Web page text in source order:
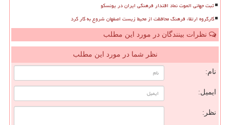
ثبت جهانی الموت نماد اقتدار فرهنگی ایران در یونسکو
کارگروه ارتقاء فرهنگ محافظت از محیط زیست اصفهان شروع به کار کرد
نظرات بینندگان در مورد این مطلب
نظر شما در مورد این مطلب
نام:
ایمیل:
نظر: